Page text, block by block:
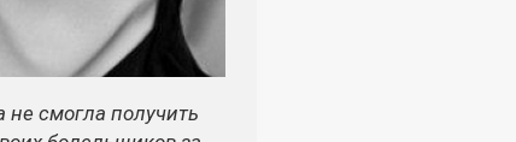
не смогла получить